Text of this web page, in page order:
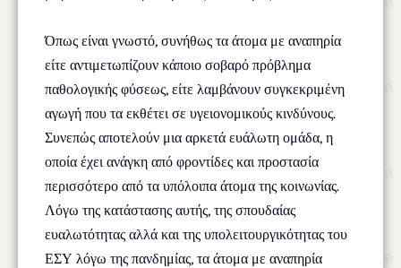
Όπως είναι γνωστό, συνήθως τα άτομα με αναπηρία
είτε αντιμετωπίζουν κάποιο σοβαρό πρόβλημα
παθολογικής φύσεως, είτε λαμβάνουν συγκεκριμένη
αγωγή που τα εκθέτει σε υγειονομικούς κινδύνους.
Συνεπώς αποτελούν μια αρκετά ευάλωτη ομάδα, η
οποία έχει ανάγκη από φροντίδες και προστασία
περισσότερο από τα υπόλοιπα άτομα της κοινωνίας.
Λόγω της κατάστασης αυτής, της σπουδαίας
ευαλωτότητας αλλά και της υπολειτουργικότητας του
ΕΣΥ λόγω της πανδημίας, τα άτομα με αναπηρία